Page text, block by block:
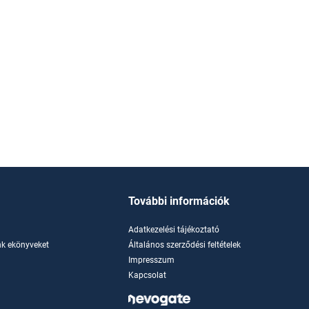
ekönyveket
További információk
Adatkezelési tájékoztató
Általános szerződési feltételek
Impresszum
Kapcsolat